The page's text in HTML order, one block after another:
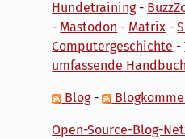
Hundetraining-
- Mastodon - Matrix -
Computergeschichte -
umfassende Handbuch
Blog-
Open-Source-Blog-